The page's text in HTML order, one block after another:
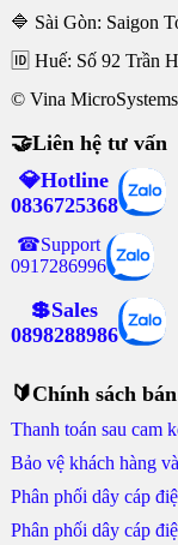
🔷 Sài Gòn: Saigon
🆔 Huế: Số 92 Trần
© Vina
🤝Liên hệ tư vấn
💎Hotline
0836725368
☎Support
0917286996
💲Sales
0898288986
🔰Chính sách
Thanh toán sau cam
Bảo vệ khách hàng
Phân phối dây cáp
Phân phối dây cáp